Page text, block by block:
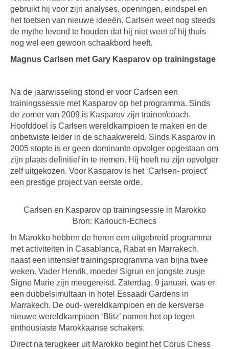
gebruikt hij voor zijn analyses, openingen, eindspel en
het toetsen van nieuwe ideeën. Carlsen weet nog steeds
de mythe levend te houden dat hij niet weet of hij thuis
nog wel een gewoon schaakbord heeft.
Magnus Carlsen met Gary Kasparov op trainingstage
Na de jaarwisseling stond er voor Carlsen een
trainingssessie met Kasparov op het programma. Sinds
de zomer van 2009 is Kasparov zijn trainer/coach.
Hoofddoel is Carlsen wereldkampioen te maken en de
onbetwiste leider in de schaakwereld. Sinds Kasparov in
2005 stopte is er geen dominante opvolger opgestaan om
zijn plaats definitief in te nemen. Hij heeft nu zijn opvolger
zelf uitgekozen. Voor Kasparov is het ‘Carlsen- project’
een prestige project van eerste orde.
Carlsen en Kasparov op trainingsessie in Marokko
Bron: Kariouch-Echecs
In Marokko hebben de heren een uitgebreid programma
met activiteiten in Casablanca, Rabat en Marrakech,
naast een intensief trainingsprogramma van bijna twee
weken. Vader Henrik, moeder Sigrun en jongste zusje
Signe Marie zijn meegereisd. Zaterdag, 9 januari, was er
een dubbelsimultaan in hotel Essaadi Gardens in
Marrakech. De oud- wereldkampioen en de kersverse
nieuwe wereldkampioen ‘Blitz’ namen het op tegen
enthousiaste Marokkaanse schakers.
Direct na terugkeer uit Marokko begint het Corus Chess